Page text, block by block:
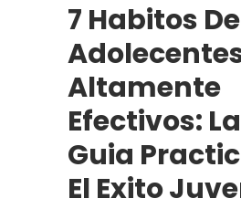
7 Habitos
Altamente
Efectivos:
Guia
El Exito